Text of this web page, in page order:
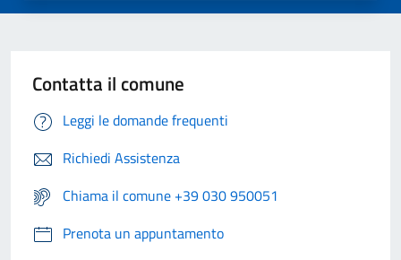
Contatta il comune
Leggi le domande frequenti
Richiedi Assistenza
Chiama il comune +39 030 950051
Prenota un appuntamento